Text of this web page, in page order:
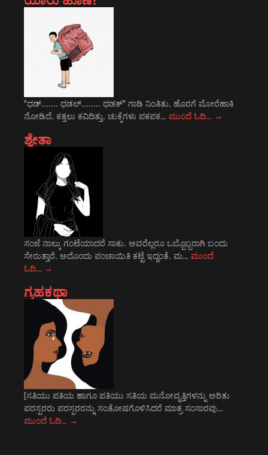
"ಧಡ್....... ಧಡಲ್........ ಧಡಕ್" ಗಾಡಿ ನಿಂತಿತು. ಹೊರಗೆ ಮೋರೆಹಾಕಿ
ನೋಡಿದೆ. ಕತ್ತಲು ಕವಿದಿತ್ತು. ಚುಕ್ಕೆಗಳು ಪಕಪಕ… ಮುಂದೆ ಓದಿ… →
ಶ್ವೇತಾ
ಸಂಜೆ ನಾಲ್ಕು ಗಂಟೆಯಾದರೆ ಸಾಕು. ಅವರೆಲ್ಲರೂ ಒಬ್ಬೊಬ್ಬರಾಗಿ ಬಂದು
ಸೇರುತ್ತಾರೆ. ಅದೊಂದು ಪಂಚಾಯಿತಿ ಕಟ್ಟೆ ಇದ್ದಂತೆ. ಮ… ಮುಂದೆ
ಓದಿ… →
ಗ್ರಹಕಥಾ
[ಸತಿಯು ಪತಿಯ ಹಾಗೂ ಪತಿಯು ಸತಿಯ ಮನೋವೃತ್ತಿಗಳನ್ನು ಅರಿತು
ಪರಸ್ಪರರು ಪರಸ್ಪರರನ್ನು ಸಂತೋಷಗೊಳಿಸಿದರೆ ಮಾತ್ರ ಸಂಸಾರವು…
ಮುಂದೆ ಓದಿ… →